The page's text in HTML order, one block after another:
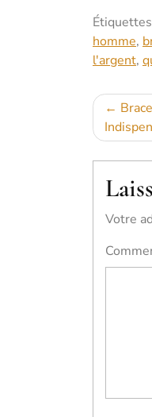
homme,
l'argent,
de
Votre